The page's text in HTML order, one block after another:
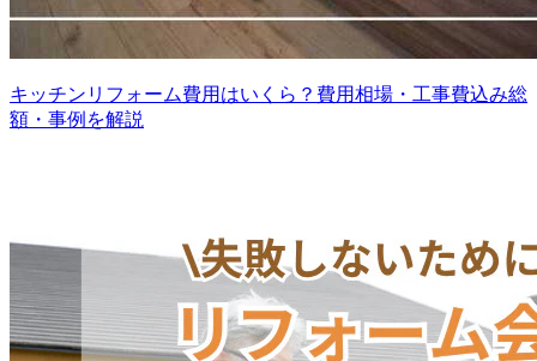
キッチンリフォーム費用はいくら？費用相場・工事費込み総
額・事例を解説